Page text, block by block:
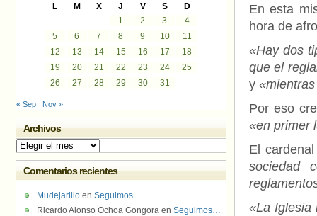
En esta
hora de
«Hay dos
que el
y
Por eso
«en primer
El
sociedad
«La Iglesia
L M X J V S
D
1
2 3
4
5
6 7 8 9 10
11
12
13 14 15 16 17
18
19
20 21 22 23 24
25
26
27 28 29 30 31
« Sep Nov »
Archivos
Archivos
Comentarios recientes
Mudejarillo en Seguimos…
Ricardo Alonso Ochoa Gongora en Seguimos…